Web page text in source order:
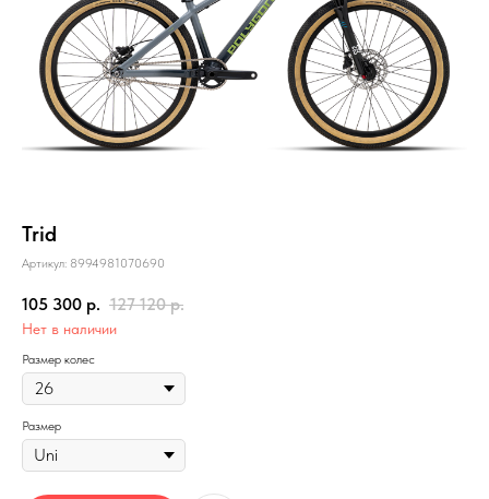
Trid
Артикул: 8994981070690
105 300 р. 127 120 р.
Нет в наличии
Размер колес
Размер